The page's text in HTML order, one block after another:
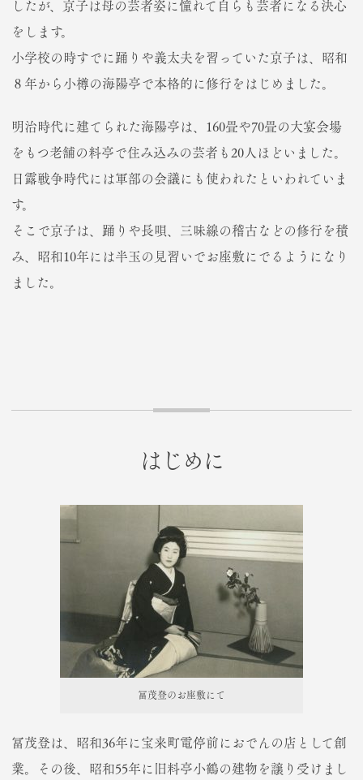
したが、京子は母の芸者姿に憧れて自らも芸者になる決心
をします。
小学校の時すでに踊りや義太夫を習っていた京子は、昭和
８年から小樽の海陽亭で本格的に修行をはじめました。
明治時代に建てられた海陽亭は、160畳や70畳の大宴会場
をもつ老舗の料亭で住み込みの芸者も20人ほどいました。
日露戦争時代には軍部の会議にも使われたといわれていま
す。
そこで京子は、踊りや長唄、三味線の稽古などの修行を積
み、昭和10年には半玉の見習いでお座敷にでるようになり
ました。
はじめに
冨茂登のお座敷にて
冨茂登は、昭和36年に宝来町電停前におでんの店として創
業。その後、昭和55年に旧料亭小鶴の建物を譲り受けまし